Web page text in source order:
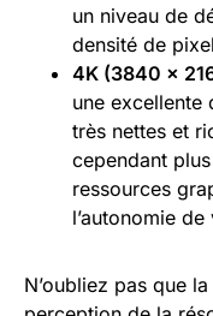
un niveau de
densité de
4K (3840 x
une excellente
très nettes et
cependant
ressources
l’autonomie
N’oubliez pas que